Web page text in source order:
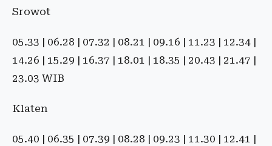
Srowot
05.33 | 06.28 | 07.32 | 08.21 | 09.16 | 11.23 | 12.34 |
14.26 | 15.29 | 16.37 | 18.01 | 18.35 | 20.43 | 21.47 |
23.03 WIB
Klaten
05.40 | 06.35 | 07.39 | 08.28 | 09.23 | 11.30 | 12.41 |